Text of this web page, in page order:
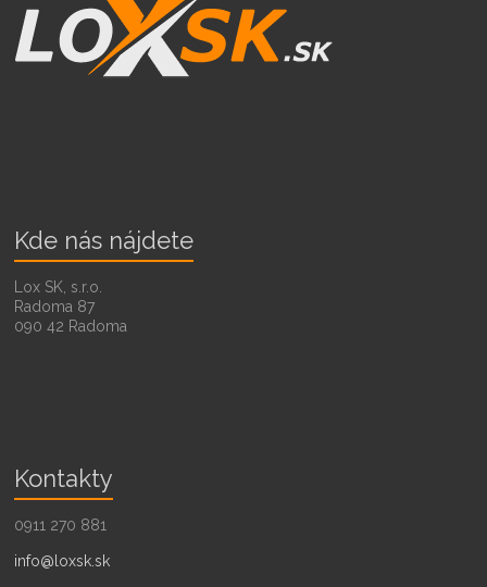
Kde nás nájdete
Lox SK, s.r.o.
Radoma 87
090 42 Radoma
Kontakty
0911 270 881
info@loxsk.sk